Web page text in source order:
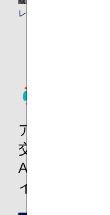
レストラン予約
アクティビテ
交通、Wi-
ANAマイレー
イルが貯まり